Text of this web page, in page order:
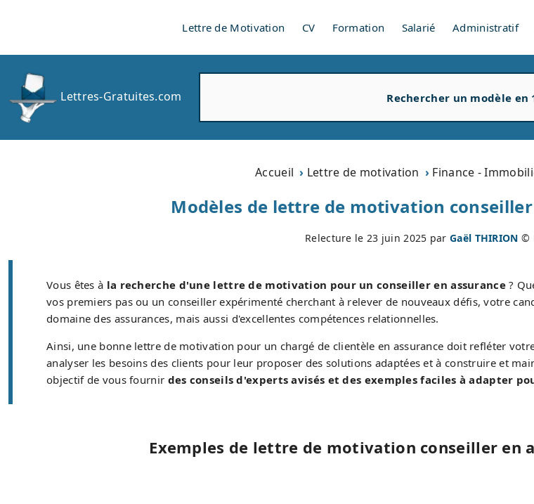
Lettre de Motivation CV Formation Salarié Administratif
Lettres-Gratuites.com
h
e
Accueil Lettre de motivation Finance -
Modèles de lettre de motivation
Relecture le 23 juin 2025 parGaël THIRION ©
Vous êtes à la recherche d'une lettre de motivation pour un conseiller en assurance?
vos premiers pas ou un conseiller expérimenté cherchant à relever de nouveaux défis, votre
domaine des assurances, mais aussi d'excellentes compétences relationnelles.
Ainsi, une bonne lettre de motivation pour un chargé de clientèle en assurance doit refléter
analyser les besoins des clients pour leur proposer des solutions adaptées et à construire et
objectif de vous fournir des conseils d'experts avisés et des exemples faciles à adapter
Exemples de lettre de motivation conseiller en